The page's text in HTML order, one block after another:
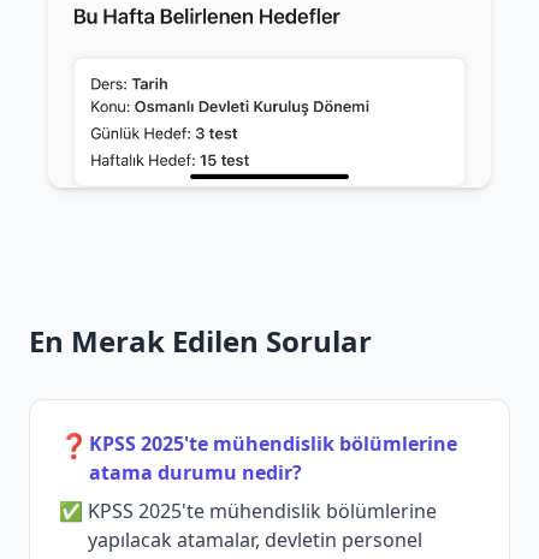
En Merak Edilen Sorular
❓ KPSS 2025'te mühendislik bölümlerine
atama durumu nedir?
KPSS 2025'te mühendislik bölümlerine
yapılacak atamalar, devletin personel